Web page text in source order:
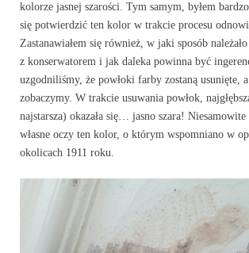
kolorze jasnej szarości. Tym samym, byłem
się potwierdzić ten kolor w trakcie procesu
Zastanawiałem się również, w jaki sposób
z konserwatorem i jak daleka powinna być
uzgodniliśmy, że powłoki farby zostaną usunięte,
zobaczymy. W trakcie usuwania powłok,
najstarsza) okazała się… jasno szara! Niesamowite
własne oczy ten kolor, o którym wspomniano w
okolicach 1911 roku.